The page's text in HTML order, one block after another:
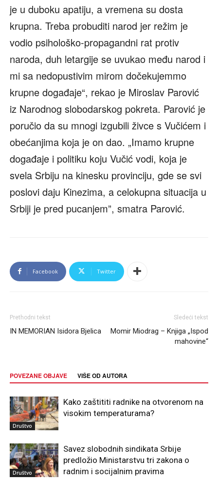
je u duboku apatiju, a vremena su dosta
krupna. Treba probuditi narod jer režim je
vodio psihološko-propagandni rat protiv
naroda, duh letargije se uvukao među narod i
mi sa nedopustivim mirom dočekujemmo
krupne događaje“, rekao je Miroslav Parović
iz Narodnog slobodarskog pokreta. Parović je
poručio da su mnogi izgubili živce s Vučićem i
obećanjima koja je on dao. „Imamo krupne
događaje i politiku koju Vučić vodi, koja je
svela Srbiju na kinesku provinciju, gde se svi
poslovi daju Kinezima, a celokupna situacija u
Srbiji je pred pucanjem”, smatra Parović.
Facebook Twitter
Prethodni tekst
IN MEMORIAN Isidora Bjelica
Sledeći tekst
Momir Miodrag – Knjiga „Ispod
mahovine“
POVEZANE OBJAVE VIŠE OD AUTORA
Društvo
Kako zaštititi radnike na otvorenom na
visokim temperaturama?
Društvo
Savez slobodnih sindikata Srbije
predložio Ministarstvu tri zakona o
radnim i socijalnim pravima